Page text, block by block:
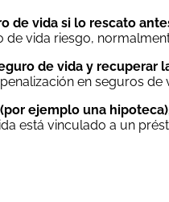
de vida si lo rescato
de vida riesgo,
de vida y recuperar
en seguros
ejemplo una
está vinculado a un